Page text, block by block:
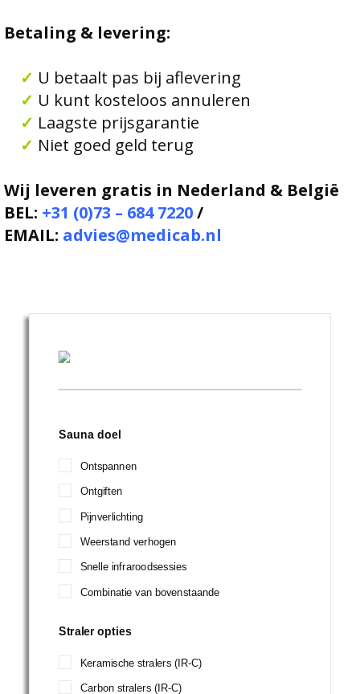
Betaling & levering:
✓ U betaalt pas bij aflevering
✓ U kunt kosteloos annuleren
✓ Laagste prijsgarantie
✓ Niet goed geld terug
Wij leveren gratis in Nederland & België
BEL: +31 (0)73 – 684 7220/
EMAIL: advies@medicab.nl
Sauna doel
Ontspannen
Ontgiften
Pijnverlichting
Weerstand verhogen
Snelle infraroodsessies
Combinatie van bovenstaande
Straler opties
Keramische stralers (IR-C)
Carbon stralers (IR-C)